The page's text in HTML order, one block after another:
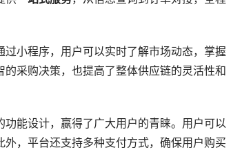
小程序，用户可以实时了解市场动态，掌握
采购决策，也提高了整体供应链的灵活性和
能设计，赢得了广大用户的青睐。用户可以
，平台还支持多种支付方式，确保用户购买